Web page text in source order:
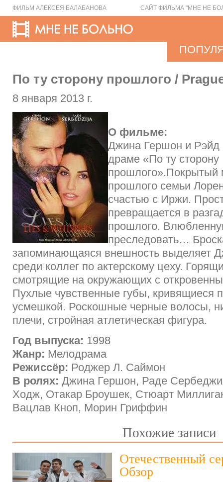
ФИЛЬМ АЛЕКСЕЯ БАЛАБАНОВА САЙТ ФИЛЬМА "МНЕ НЕ
По ту сторону прошлого /
8 января 2013 г.
О фильме:
Джина Гершон и
драме «По ту сторону
прошлого».Покрытый
прошлого семьи
счастью с Иржи.
превращается в
прошлого.
преследовать…
запоминающаяся внешность выделяет
среди коллег по актерскому цеху.
смотрящие на окружающих с
Пухлые чувственные губы, кривящиеся
усмешкой. Роскошные черные волосы,
плечи, cтройная атлетическая фигура.
Год выпуска: 1998
Жанр: Мелодрама
Режиссёр: Роджер Л. Саймон
В ролях: Джина Гершон, Раде
Ходж, Отакар Броушек, Стюарт
Вацлав Кноп, Морин Гриффин
Похожие записи
Отечественный
Обзор